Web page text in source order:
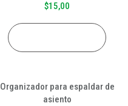
$15,00
Organizador para espaldar de
asiento